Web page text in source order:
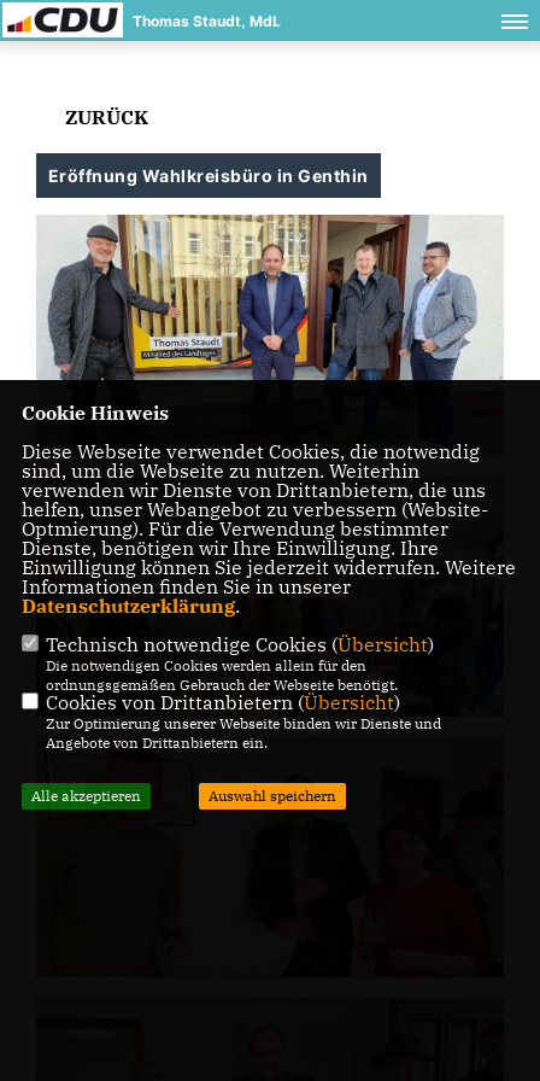
Thomas Staudt, MdL
ZURÜCK
Eröffnung Wahlkreisbüro in Genthin
Cookie Hinweis
Diese Webseite verwendet Cookies, die notwendig
sind, um die Webseite zu nutzen. Weiterhin
verwenden wir Dienste von Drittanbietern, die uns
helfen, unser Webangebot zu verbessern (Website-
Optmierung). Für die Verwendung bestimmter
Dienste, benötigen wir Ihre Einwilligung. Ihre
Einwilligung können Sie jederzeit widerrufen. Weitere
Informationen finden Sie in unserer
Datenschutzerklärung.
Technisch notwendige Cookies (Übersicht)
Die notwendigen Cookies werden allein für den
ordnungsgemäßen Gebrauch der Webseite benötigt.
Cookies von Drittanbietern (Übersicht)
Zur Optimierung unserer Webseite binden wir Dienste und
Angebote von Drittanbietern ein.
Alle akzeptieren Auswahl speichern